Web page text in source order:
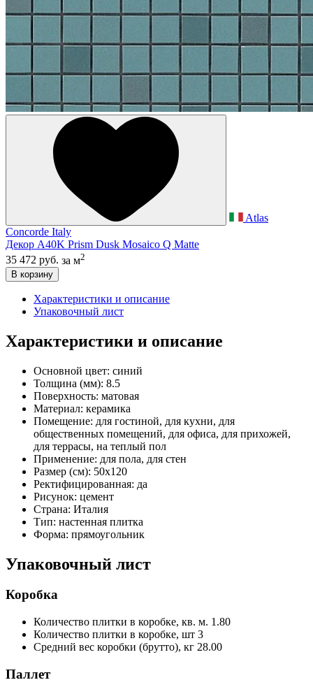
Atlas
Concorde Italy
Декор A40K Prism Dusk Mosaico Q Matte
35 472 руб. за м2
В корзину
Характеристики и описание
Упаковочный лист
Характеристики и описание
Основной цвет: синий
Толщина (мм): 8.5
Поверхность: матовая
Материал: керамика
Помещение: для гостиной, для кухни, для
общественных помещений, для офиса, для прихожей,
для террасы, на теплый пол
Применение: для пола, для стен
Размер (см): 50x120
Ректифицированная: да
Рисунок: цемент
Страна: Италия
Тип: настенная плитка
Форма: прямоугольник
Упаковочный лист
Коробка
Количество плитки в коробке, кв. м. 1.80
Количество плитки в коробке, шт 3
Средний вес коробки (брутто), кг 28.00
Паллет